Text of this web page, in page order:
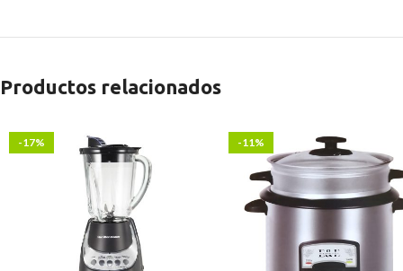
Productos relacionados
-17% -11%